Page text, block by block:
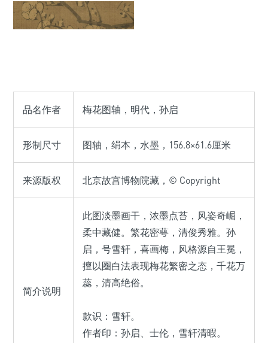
品名作者 梅花图轴，明代，孙启
形制尺寸 图轴，绢本，水墨，156.8×61.6厘米
来源版权 北京故宫博物院藏，© Copyright
简介说明
此图淡墨画干，浓墨点苔，风姿奇崛，
柔中藏健。繁花密萼，清俊秀雅。孙
启，号雪轩，喜画梅，风格源自王冕，
擅以圈白法表现梅花繁密之态，千花万
蕊，清高绝俗。
款识：雪轩。
作者印：孙启、士伦，雪轩清暇。